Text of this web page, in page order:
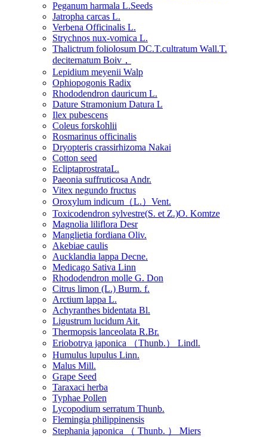
Peganum harmala L.Seeds
Jatropha carcas L.
Verbena Officinalis L.
Strychnos nux-vomica L.
Thalictrum foliolosum DC.T.cultratum Wall.T.
deciternatum Boiv，
Lepidium meyenii Walp
Ophiopogonis Radix
Rhododendron dauricum L.
Dature Stramonium Datura L
Ilex pubescens
Coleus forskohlii
Rosmarinus officinalis
Dryopteris crassirhizoma Nakai
Cotton seed
EcliptaprostrataL.
Paeonia suffruticosa Andr.
Vitex negundo fructus
Oroxylum indicum（L.）Vent.
Toxicodendron sylvestre(S. et Z.)O. Komtze
Magnolia liliflora Desr
Manglietia fordiana Oliv.
Akebiae caulis
Aucklandia lappa Decne.
Medicago Sativa Linn
Rhododendron molle G. Don
Citrus limon (L.) Burm. f.
Arctium lappa L.
Achyranthes bidentata Bl.
Ligustrum lucidum Ait.
Thermopsis lanceolata R.Br.
Eriobotrya japonica （Thunb.） Lindl.
Humulus lupulus Linn.
Malus Mill.
Grape Seed
Taraxaci herba
Typhae Pollen
Lycopodium serratum Thunb.
Flemingia philippinensis
Stephania japonica （ Thunb. ） Miers